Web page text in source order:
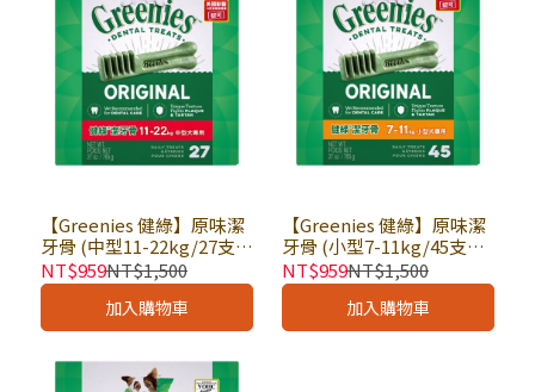
【Greenies 健綠】原味潔
牙骨 (中型11-22kg/27支
入) 27oz/765g × 盒｜狗零
食 狗潔牙骨 盒裝 家庭號 中
型犬潔牙骨推薦 健綠潔牙
骨
NT$959NT$1,500
加入購物車
【Greenies 健綠】原味潔
牙骨 (小型7-11kg/45支入)
27oz/765g × 盒｜狗零食
狗潔牙骨 盒裝 家庭號 小型
犬潔牙骨推薦 健綠潔牙骨
NT$959NT$1,500
加入購物車